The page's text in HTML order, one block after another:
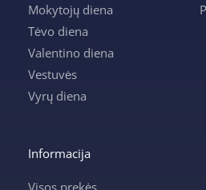
Mokytojų diena
Tėvo diena
Valentino diena
Vestuvės
Vyrų diena
Informacija
Visos prekės